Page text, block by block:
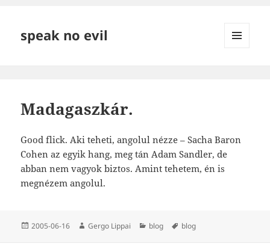
speak no evil
Madagaszkár.
Good flick. Aki teheti, angolul nézze – Sacha Baron
Cohen az egyik hang, meg tán Adam Sandler, de
abban nem vagyok biztos. Amint tehetem, én is
megnézem angolul.
Közzétéve
2005-06-16 Szerző
Gergo Lippai Kategória
blog Címke
blog